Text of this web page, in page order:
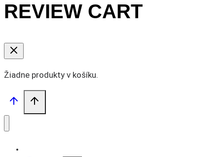
REVIEW CART
Žiadne produkty v košíku.